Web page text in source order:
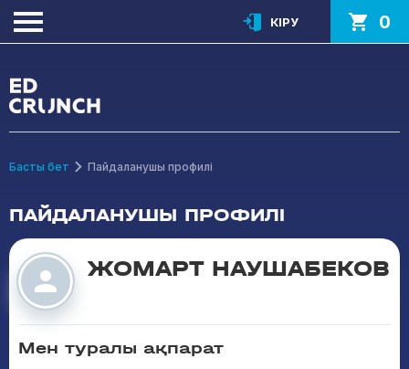
КІРУ 0
Басты бет Пайдаланушы профилі
ПАЙДАЛАНУШЫ ПРОФИЛІ
ЖОМАРТ НАУШАБЕКОВ
Мен туралы ақпарат